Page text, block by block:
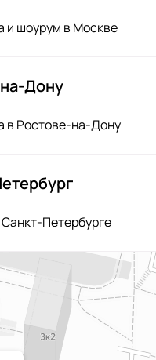
и шоурум в Москве
Дону
в Ростове-на-Дону
Петербурге